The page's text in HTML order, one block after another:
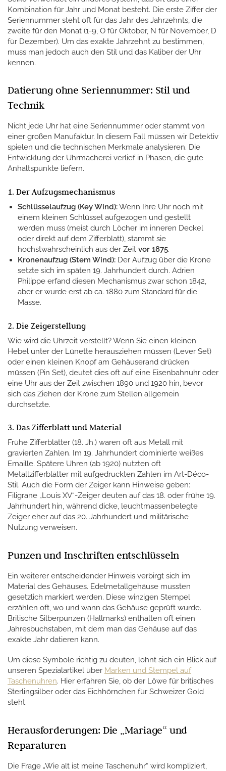
Kombination für Jahr und Monat besteht. Die erste Ziffer der
Seriennummer steht oft für das Jahr des Jahrzehnts, die
zweite für den Monat (1-9, O für Oktober, N für November, D
für Dezember). Um das exakte Jahrzehnt zu bestimmen,
muss man jedoch auch den Stil und das Kaliber der Uhr
kennen.
Datierung ohne Seriennummer: Stil und
Technik
Nicht jede Uhr hat eine Seriennummer oder stammt von
einer großen Manufaktur. In diesem Fall müssen wir Detektiv
spielen und die technischen Merkmale analysieren. Die
Entwicklung der Uhrmacherei verlief in Phasen, die gute
Anhaltspunkte liefern.
1. Der Aufzugsmechanismus
Schlüsselaufzug (Key Wind):Wenn Ihre Uhr noch mit
einem kleinen Schlüssel aufgezogen und gestellt
werden muss (meist durch Löcher im inneren Deckel
oder direkt auf dem Zifferblatt), stammt sie
höchstwahrscheinlich aus der Zeit vor 1875.
Kronenaufzug (Stem Wind): Der Aufzug über die Krone
setzte sich im späten 19. Jahrhundert durch. Adrien
Philippe erfand diesen Mechanismus zwar schon 1842,
aber er wurde erst ab ca. 1880 zum Standard für die
Masse.
2. Die Zeigerstellung
Wie wird die Uhrzeit verstellt? Wenn Sie einen kleinen
Hebel unter der Lünette herausziehen müssen (Lever Set)
oder einen kleinen Knopf am Gehäuserand drücken
müssen (Pin Set), deutet dies oft auf eine Eisenbahnuhr oder
eine Uhr aus der Zeit zwischen 1890 und 1920 hin, bevor
sich das Ziehen der Krone zum Stellen allgemein
durchsetzte.
3. Das Zifferblatt und Material
Frühe Zifferblätter (18. Jh.) waren oft aus Metall mit
gravierten Zahlen. Im 19. Jahrhundert dominierte weißes
Emaille. Spätere Uhren (ab 1920) nutzten oft
Metallzifferblätter mit aufgedruckten Zahlen im Art-Déco-
Stil. Auch die Form der Zeiger kann Hinweise geben:
Filigrane „Louis XV“-Zeiger deuten auf das 18. oder frühe 19.
Jahrhundert hin, während dicke, leuchtmassenbelegte
Zeiger eher auf das 20. Jahrhundert und militärische
Nutzung verweisen.
Punzen und Inschriften entschlüsseln
Ein weiterer entscheidender Hinweis verbirgt sich im
Material des Gehäuses. Edelmetallgehäuse mussten
gesetzlich markiert werden. Diese winzigen Stempel
erzählen oft, wo und wann das Gehäuse geprüft wurde.
Britische Silberpunzen (Hallmarks) enthalten oft einen
Jahresbuchstaben, mit dem man das Gehäuse auf das
exakte Jahr datieren kann.
Um diese Symbole richtig zu deuten, lohnt sich ein Blick auf
unseren Spezialartikel über Marken und Stempel auf
Taschenuhren. Hier erfahren Sie, ob der Löwe für britisches
Sterlingsilber oder das Eichhörnchen für Schweizer Gold
steht.
Herausforderungen: Die „Mariage“ und
Reparaturen
Die Frage „Wie alt ist meine Taschenuhr“ wird kompliziert,